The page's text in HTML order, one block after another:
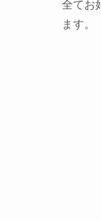
全てお
ます。